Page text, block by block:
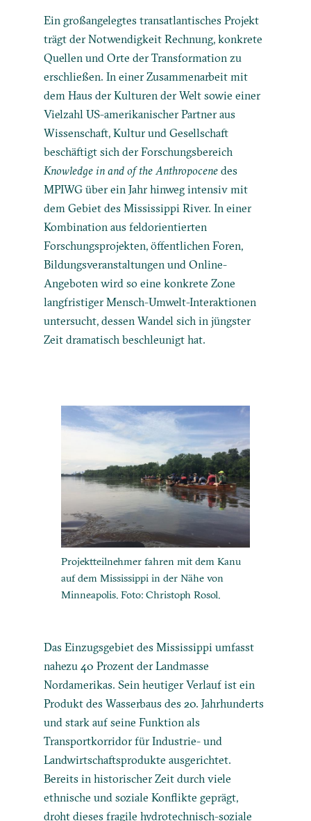
Ein großangelegtes transatlantisches Projekt
trägt der Notwendigkeit Rechnung, konkrete
Quellen und Orte der Transformation zu
erschließen. In einer Zusammenarbeit mit
dem Haus der Kulturen der Welt sowie einer
Vielzahl US-amerikanischer Partner aus
Wissenschaft, Kultur und Gesellschaft
beschäftigt sich der Forschungsbereich
Knowledge in and of the Anthropocene des
MPIWG über ein Jahr hinweg intensiv mit
dem Gebiet des Mississippi River. In einer
Kombination aus feldorientierten
Forschungsprojekten, öffentlichen Foren,
Bildungsveranstaltungen und Online-
Angeboten wird so eine konkrete Zone
langfristiger Mensch-Umwelt-Interaktionen
untersucht, dessen Wandel sich in jüngster
Zeit dramatisch beschleunigt hat.
Projektteilnehmer fahren mit dem Kanu
auf dem Mississippi in der Nähe von
Minneapolis. Foto: Christoph Rosol.
Das Einzugsgebiet des Mississippi umfasst
nahezu 40 Prozent der Landmasse
Nordamerikas. Sein heutiger Verlauf ist ein
Produkt des Wasserbaus des 20. Jahrhunderts
und stark auf seine Funktion als
Transportkorridor für Industrie- und
Landwirtschaftsprodukte ausgerichtet.
Bereits in historischer Zeit durch viele
ethnische und soziale Konflikte geprägt,
droht dieses fragile hydrotechnisch-soziale